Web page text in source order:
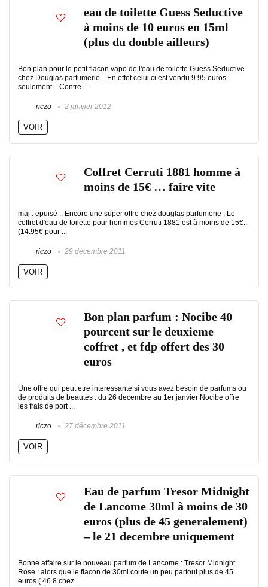
eau de toilette Guess Seductive
à moins de 10 euros en 15ml
(plus du double ailleurs)
Bon plan pour le petit flacon vapo de l'eau de toilette Guess Seductive
chez Douglas parfumerie .. En effet celui ci est vendu 9.95 euros
seulement .. Contre ...
riczo 2 janvier 2012
VOIR
Coffret Cerruti 1881 homme à
moins de 15€ … faire vite
maj : epuisé .. Encore une super offre chez douglas parfumerie : Le
coffret d'eau de toilette pour hommes Cerruti 1881 est à moins de 15€..
(14.95€ pour ...
riczo 29 décembre 2011
VOIR
Bon plan parfum : Nocibe 40
pourcent sur le deuxieme
coffret , et fdp offert des 30
euros
Une offre qui peut etre interessante si vous avez besoin de parfums ou
de produits de beautés : du 26 decembre au 1er janvier Nocibe offre
les frais de port ...
riczo 27 décembre 2011
VOIR
Eau de parfum Tresor Midnight
de Lancome 30ml à moins de 30
euros (plus de 45 generalement)
– le 21 decembre uniquement
Bonne affaire sur le nouveau parfum de Lancome : Tresor Midnight
Rose : alors que le flacon de 30ml coute un peu partout plus de 45
euros ( 46.8 chez ...